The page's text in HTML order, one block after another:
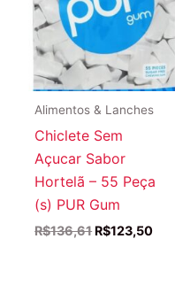
Alimentos & Lanches
Chiclete Sem
Açucar Sabor
Hortelã – 55 Peça
(s) PUR Gum
R$136,61 O
R$123,50O